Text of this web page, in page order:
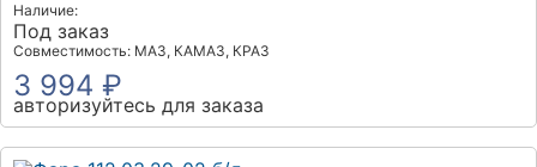
Наличие:
Под заказ
Совместимость: МАЗ, КАМАЗ, КРАЗ
3 994 ₽
авторизуйтесь для заказа